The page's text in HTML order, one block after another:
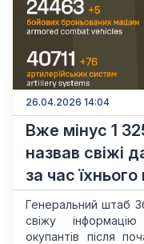
26.04.2026 14:04
Вже мінус 1
назвав свіжі
за час
Генеральний штаб
свіжу
окупантів після